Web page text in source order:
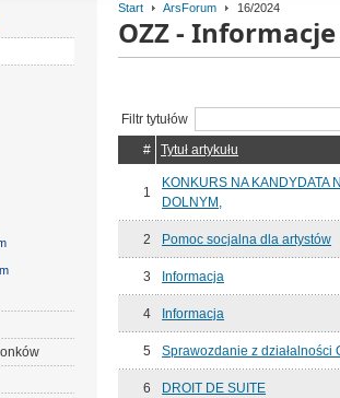
Start ArsForum 16/2024
OZZ -
Filtr tytułów
#
Tytuł artykułu
1
KONKURS NA KANDYDATA
DOLNYM,
2 Pomoc socjalna dla artystów
3 Informacja
4 Informacja
5 Sprawozdanie z działalności
6 DROIT DE SUITE